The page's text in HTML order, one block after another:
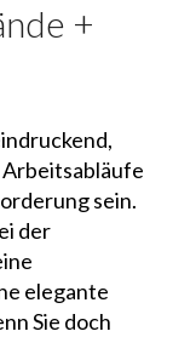
+
Arbeitsabläufe
sein.
der
elegante
Sie doch